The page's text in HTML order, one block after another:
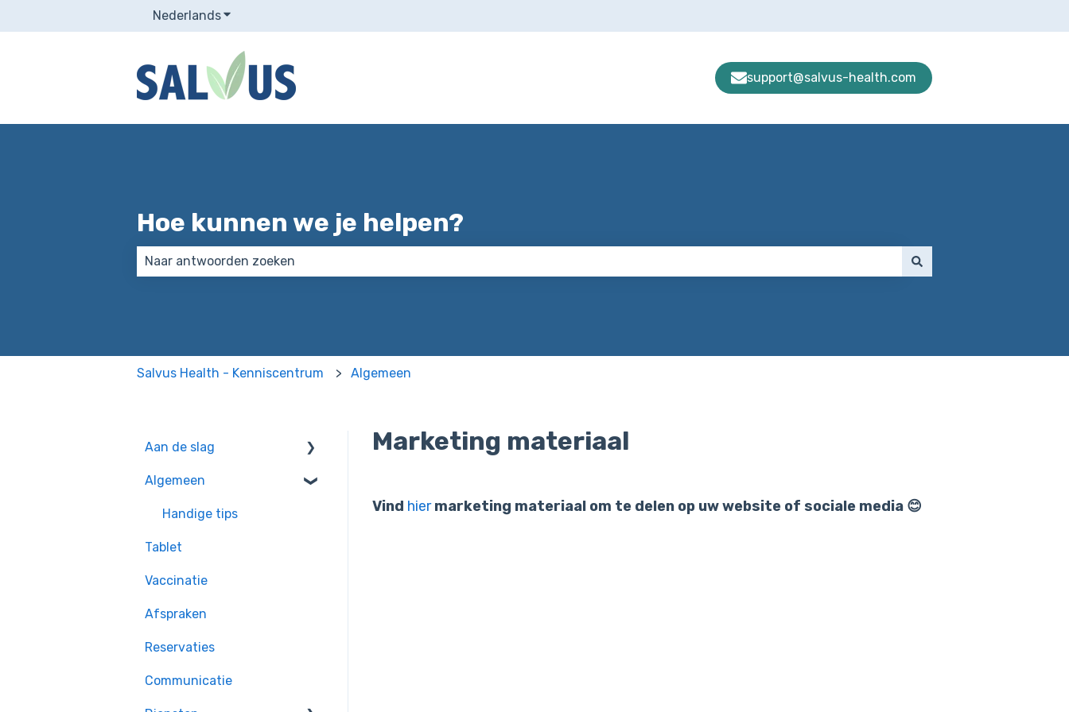
NederlandsSubmenu tonen voor vertalingen
support@salvus-health.com
Hoe kunnen we je helpen?
Salvus Health - Kenniscentrum Algemeen
Marketing materiaal
Vind hiermarketing materiaal om te delen op uw website of sociale media 😊
Aan de slag
Oefeningen voor
Algemeen
Handige tips
Tablet
Vaccinatie
Afspraken
Reservaties
Communicatie